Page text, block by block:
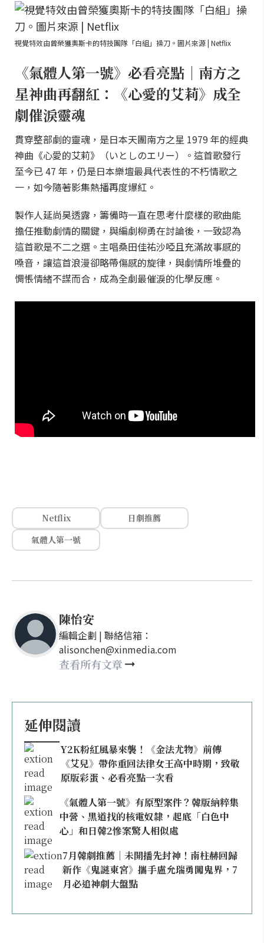
視覺特效由曾榮獲奧斯卡的特技團隊「白組」操刀。圖片來源 | Netflix
《氣體人第一號》必看亮點｜南方之
星神曲再翻紅：《心愛的艾莉》成全
劇催淚靈魂
貫穿整部劇的靈魂，是日本天團南方之星 1979 年的經典
神曲《心愛的艾莉》（いとしのエリー）。這首歌發行
至今已 47 年，仍是日本樂壇最具代表性的不朽情歌之
一，如今隨著影集熱播再度爆紅。
製作人延尚昊透露，籌備時一直在思考什麼樣的歌曲能
擔任推動劇情的關鍵，與編劇柳勇在討論後，一致認為
這首歌是不二之選。主唱桑田佳祐沙啞且充滿故事感的
嗓音，讓這首浪漫卻略帶傷感的旋律，與劇情所堆疊的
惆悵情緒不謀而合，成為全劇最催淚的化學反應。
Netflix
日劇推薦
氣體人第一號
陳怡安
編輯企劃 | 聯絡信箱：
alisonchen@xinmedia.com
查看所有文章
延伸閱讀
Y2K粉紅風暴來襲！《金法尤物》前傳
《艾兒》帶你重回法律女王高中時期，致敬
原版彩蛋、必看亮點一次看
《氣體人第一號》有原型案件？韓版納粹集
中營、黑道找的核電奴隸，起底「白色中
心」和日韓2慘案驚人相似處
7月韓劇推薦｜未開播先封神！南柱赫回歸
新作《鬼謎東宮》攜手盧允瑞勇闖鬼界，7
月必追神劇大盤點